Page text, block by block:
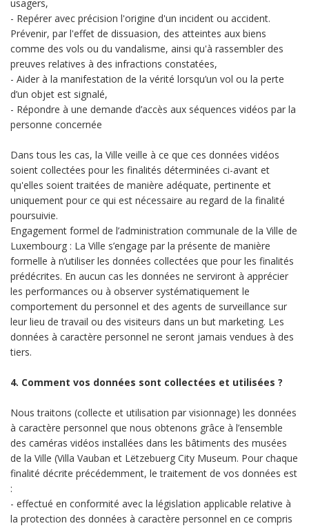
usagers,
- Repérer avec précision l'origine d'un incident ou accident.
Prévenir, par l'effet de dissuasion, des atteintes aux biens
comme des vols ou du vandalisme, ainsi qu'à rassembler des
preuves relatives à des infractions constatées,
- Aider à la manifestation de la vérité lorsqu’un vol ou la perte
d’un objet est signalé,
- Répondre à une demande d’accès aux séquences vidéos par la
personne concernée
Dans tous les cas, la Ville veille à ce que ces données vidéos
soient collectées pour les finalités déterminées ci-avant et
qu'elles soient traitées de manière adéquate, pertinente et
uniquement pour ce qui est nécessaire au regard de la finalité
poursuivie.
Engagement formel de l’administration communale de la Ville de
Luxembourg : La Ville s’engage par la présente de manière
formelle à n’utiliser les données collectées que pour les finalités
prédécrites. En aucun cas les données ne serviront à apprécier
les performances ou à observer systématiquement le
comportement du personnel et des agents de surveillance sur
leur lieu de travail ou des visiteurs dans un but marketing. Les
données à caractère personnel ne seront jamais vendues à des
tiers.
4. Comment vos données sont collectées et utilisées ?
Nous traitons (collecte et utilisation par visionnage) les données
à caractère personnel que nous obtenons grâce à l’ensemble
des caméras vidéos installées dans les bâtiments des musées
de la Ville (Villa Vauban et Lëtzebuerg City Museum. Pour chaque
finalité décrite précédemment, le traitement de vos données est
:
- effectué en conformité avec la législation applicable relative à
la protection des données à caractère personnel en ce compris